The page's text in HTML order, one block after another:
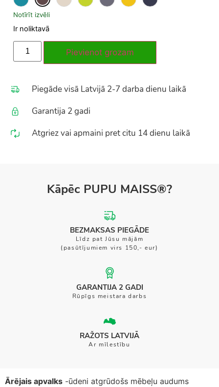
Notīrīt izvēli
Ir noliktavā
Pievienot grozam
Piegāde visā Latvijā 2-7 darba dienu laikā
Garantija 2 gadi
Atgriez vai apmaini pret citu 14 dienu laikā
Kāpēc PUPU MAISS®?
BEZMAKSAS PIEGĀDE
Līdz pat Jūsu mājām
(pasūtījumiem virs 150,- eur)
GARANTIJA 2 GADI
Rūpīgs meistara darbs
RAŽOTS LATVIJĀ
Ar mīlestību
Ārējais apvalks -ūdeni atgrūdošs mēbeļu audums